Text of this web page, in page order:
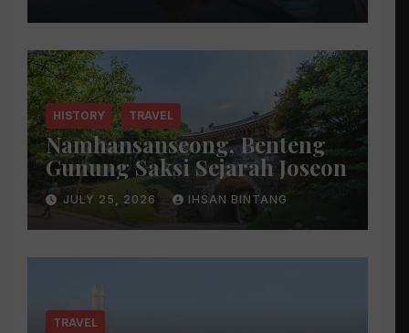
HISTORY TRAVEL
Namhansanseong, Benteng
Gunung Saksi Sejarah Joseon
JULY 25, 2026 IHSAN BINTANG
TRAVEL